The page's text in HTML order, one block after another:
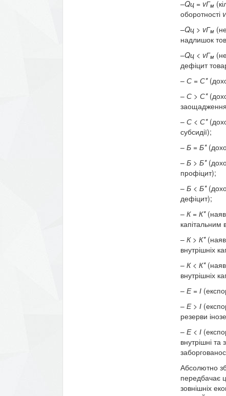
–Qц = vГм
оборотності v
–Qц > vГм
надлишок
–Qц < vГм
дефіцит
– С = С*
– С > С*
– С < С*
субсидії);
– Б = Б*
– Б > Б*
профіцит);
– Б < Б*
дефіцит);
– К = К*
капітальним
– К > К*
внутрішніх
– К < К*
внутрішніх
– Е = І
– Е > І
резерви
– Е < І
внутрішні та
Абсолютно
передбачає
зовнішніх